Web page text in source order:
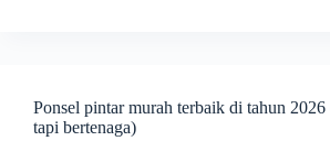
Ponsel pintar murah terbaik di tahun
tapi bertenaga)